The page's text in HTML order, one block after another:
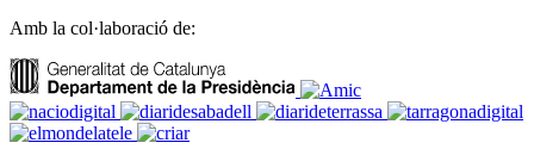
Amb la col·laboració de: